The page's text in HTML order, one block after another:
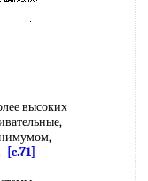
высоких
[c.71]